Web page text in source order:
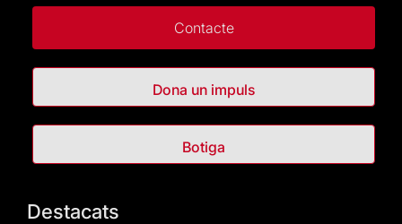
Contacte
Dona un impuls
Botiga
Destacats